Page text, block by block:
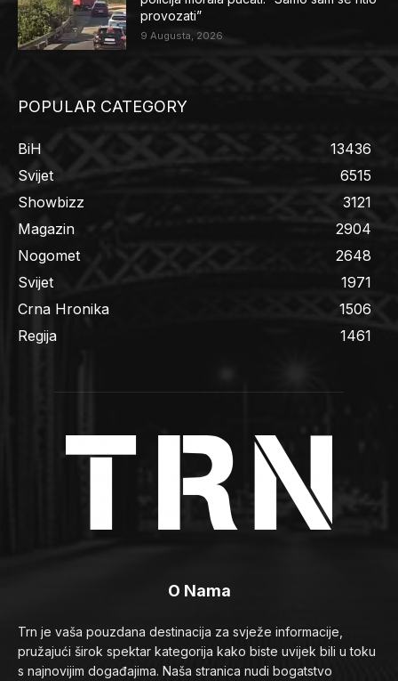
provozati”
9 Augusta, 2026
POPULAR CATEGORY
BiH
13436
Svijet
6515
Showbizz
3121
Magazin
2904
Nogomet
2648
Svijet
1971
Crna Hronika
1506
Regija
1461
O Nama
Trn je vaša pouzdana destinacija za svježe informacije,
pružajući širok spektar kategorija kako biste uvijek bili u toku
s najnovijim događajima. Naša stranica nudi bogatstvo